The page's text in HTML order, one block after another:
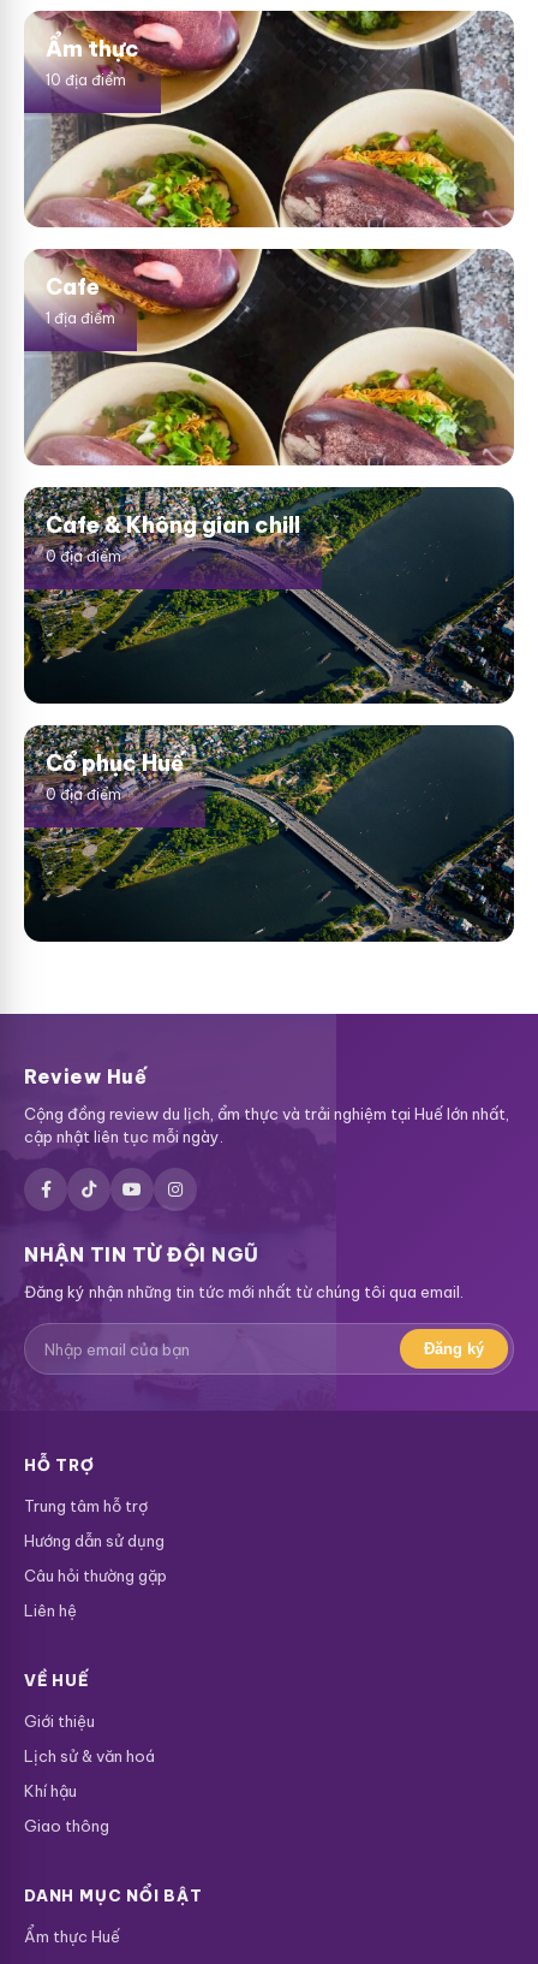
Ẩm thực
10 địa điểm
Cafe
1 địa điểm
Cafe & Không gian chill
0 địa điểm
Cổ phục Huế
0 địa điểm
Review Huế
Cộng đồng review du lịch, ẩm thực và trải nghiệm tại Huế lớn nhất,
cập nhật liên tục mỗi ngày.
NHẬN TIN TỪ ĐỘI NGŨ
Đăng ký nhận những tin tức mới nhất từ chúng tôi qua email.
Đăng ký
HỖ TRỢ
Trung tâm hỗ trợ
Hướng dẫn sử dụng
Câu hỏi thường gặp
Liên hệ
VỀ HUẾ
Giới thiệu
Lịch sử & văn hoá
Khí hậu
Giao thông
DANH MỤC NỔI BẬT
Ẩm thực Huế